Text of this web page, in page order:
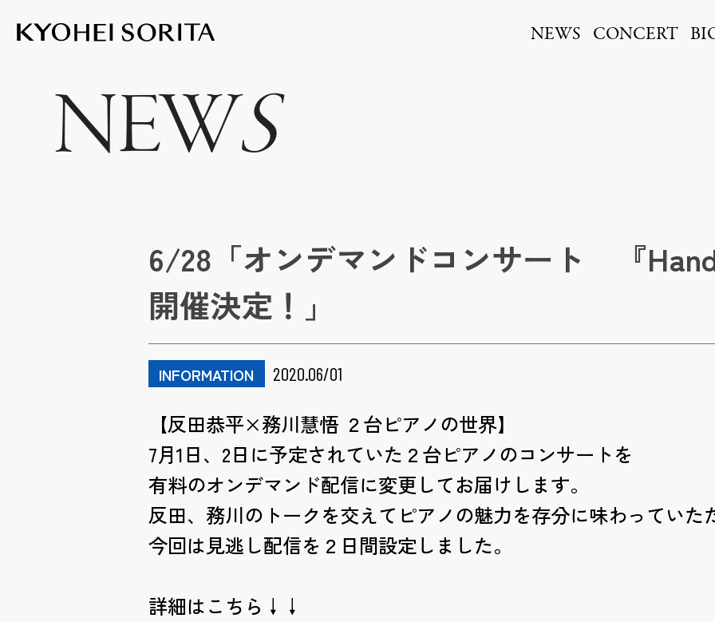
NEWS CONCERT
NEWS
6/28「オンデマンドコンサート 『
開催決定！」
INFORMATION 2020.06/01
【反田恭平×務川慧悟 ２台ピアノの世界】
7月1日、2日に予定されていた２台ピアノのコンサートを
有料のオンデマンド配信に変更してお届けします。
反田、務川のトークを交えてピアノの魅力を存分に味わっていた
今回は見逃し配信を２日間設定しました。
詳細はこちら↓↓